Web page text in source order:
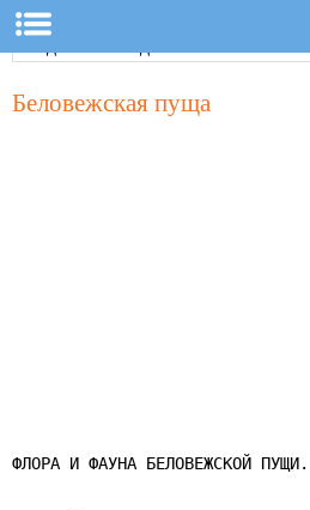
Беловежская пуща
ФЛОРА И ФАУНА БЕЛОВЕЖСКОЙ ПУЩИ.